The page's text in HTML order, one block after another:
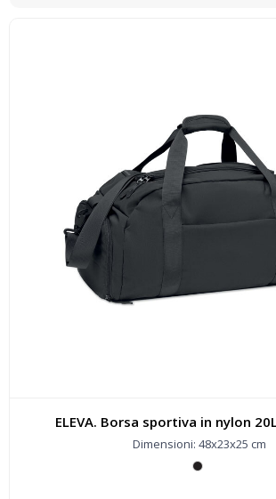
ELEVA. Borsa sportiva in nylon
Dimensioni: 48x23x25 cm